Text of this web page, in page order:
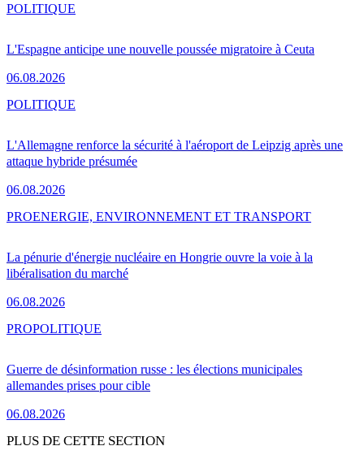
L'Espagne anticipe une nouvelle poussée migratoire à Ceuta
06.08.2026
POLITIQUE
L'Allemagne renforce la sécurité à l'aéroport de Leipzig après une
attaque hybride présumée
06.08.2026
POLITIQUE
La pénurie d'énergie nucléaire en Hongrie ouvre la voie à la
libéralisation du marché
06.08.2026
PROENERGIE, ENVIRONNEMENT ET TRANSPORT
Guerre de désinformation russe : les élections municipales
allemandes prises pour cible
06.08.2026
PROPOLITIQUE
PLUS DE CETTE SECTION